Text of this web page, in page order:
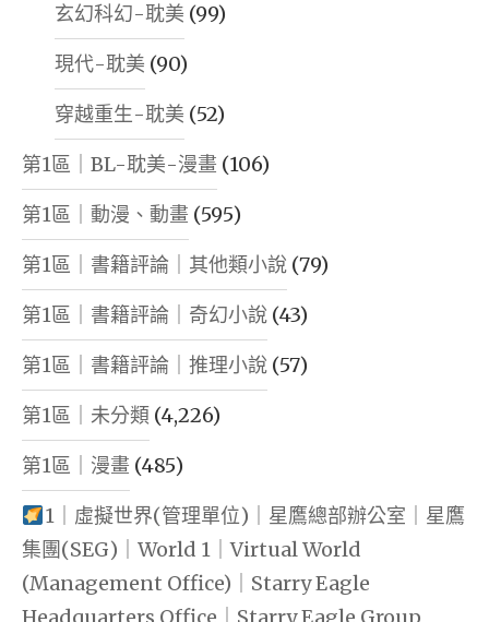
玄幻科幻-耽美 (99)
現代-耽美 (90)
穿越重生-耽美 (52)
第1區｜BL-耽美-漫畫 (106)
第1區｜動漫、動畫 (595)
第1區｜書籍評論｜其他類小說 (79)
第1區｜書籍評論｜奇幻小說 (43)
第1區｜書籍評論｜推理小說 (57)
第1區｜未分類 (4,226)
第1區｜漫畫 (485)
1｜虛擬世界(管理單位)｜星鷹總部辦公室｜星鷹
集團(SEG)｜World 1｜Virtual World
(Management Office)｜Starry Eagle